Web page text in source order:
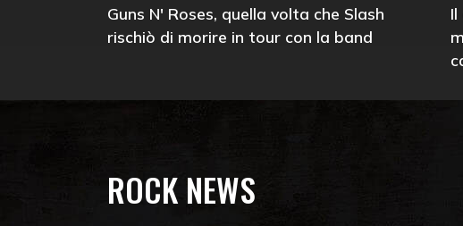
Guns N' Roses, quella volta che Slash
rischiò di morire in tour con la band
Il
ROCK NEWS